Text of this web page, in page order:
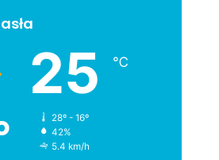
25 ℃
28º - 16º
42%
5.4 km/h